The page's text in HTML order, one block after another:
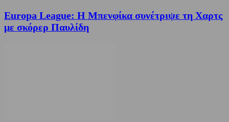
Europa League: Η Μπενφίκα συνέτριψε τη Χαρτς
με σκόρερ Παυλίδη